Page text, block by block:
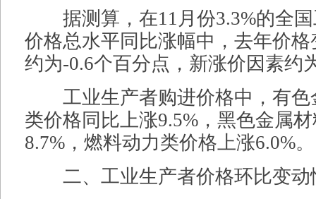
据测算，在11月份3.3%的全国
价格总水平同比涨幅中，去年价
约为-0.6个百分点，新涨价因素约
工业生产者购进价格中，有色
类价格同比上涨9.5%，黑色金属
8.7%，燃料动力类价格上涨6.0%。
二、工业生产者价格环比变动